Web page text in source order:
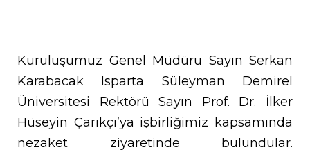
Kuruluşumuz Genel Müdürü Sayın Serkan
Karabacak Isparta Süleyman Demirel
Üniversitesi Rektörü Sayın Prof. Dr. İlker
Hüseyin Çarıkçı’ya işbirliğimiz kapsamında
nezaket ziyaretinde bulundular.